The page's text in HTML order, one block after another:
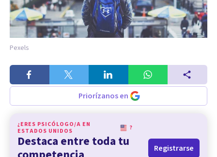
Pexels
Priorízanos en
¿ERES PSICÓLOGO/A EN
ESTADOS UNIDOS
?
Destaca entre toda tu
Registrarse